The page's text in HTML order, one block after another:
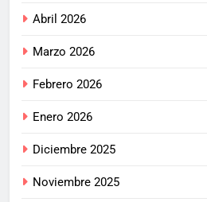
Abril 2026
Marzo 2026
Febrero 2026
Enero 2026
Diciembre 2025
Noviembre 2025